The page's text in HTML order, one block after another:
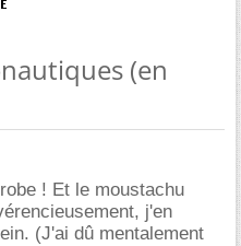
(en
! Et le moustachu
j'en
(J'ai dû mentalement